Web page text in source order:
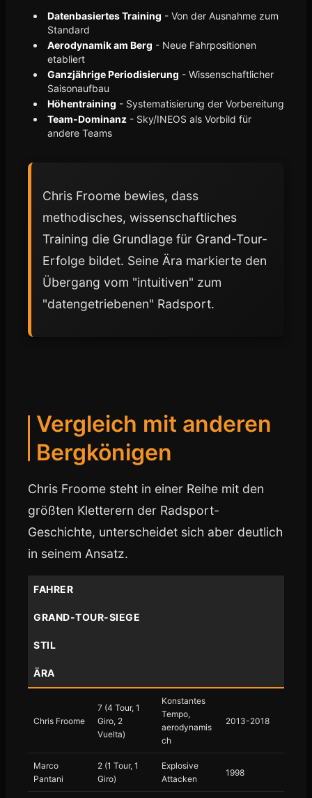
Datenbasiertes Training - Von der Ausnahme zum
Standard
Aerodynamik am Berg - Neue Fahrpositionen
etabliert
Ganzjährige Periodisierung - Wissenschaftlicher
Saisonaufbau
Höhentraining - Systematisierung der Vorbereitung
Team-Dominanz - Sky/INEOS als Vorbild für
andere Teams
Chris Froome bewies, dass
methodisches, wissenschaftliches
Training die Grundlage für Grand-Tour-
Erfolge bildet. Seine Ära markierte den
Übergang vom "intuitiven" zum
"datengetriebenen" Radsport.
Vergleich mit anderen
Bergkönigen
Chris Froome steht in einer Reihe mit den
größten Kletterern der Radsport-
Geschichte, unterscheidet sich aber deutlich
in seinem Ansatz.
FAHRER
GRAND-TOUR-SIEGE
STIL
ÄRA
Chris Froome
7 (4 Tour, 1
Giro, 2
Vuelta)
Konstantes
Tempo,
aerodynamis
ch
2013-2018
Marco
Pantani
2 (1 Tour, 1
Giro)
Explosive
Attacken
1998